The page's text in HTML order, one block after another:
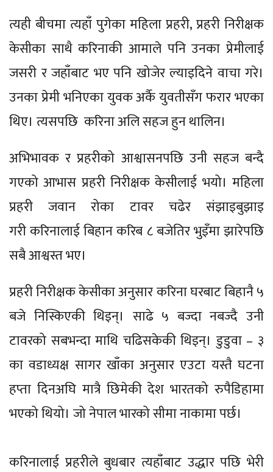
त्यही बीचमा त्यहाँ पुगेका महिला प्रहरी, प्रहरी निरीक्षक
केसीका साथै करिनाकी आमाले पनि उनका प्रेमीलाई
जसरी र जहाँबाट भए पनि खोजेर ल्याइदिने वाचा गरे।
उनका प्रेमी भनिएका युवक अर्कै युवतीसँग फरार भएका
थिए। त्यसपछि करिना अलि सहज हुन थालिन।
अभिभावक र प्रहरीको आश्वासनपछि उनी सहज बन्दै
गएको आभास प्रहरी निरीक्षक केसीलाई भयो। महिला
प्रहरी जवान रोका टावर चढेर संझाइबुझाइ
गरी करिनालाई बिहान करिब ८ बजेतिर भुइँमा झारेपछि
सबै आश्वस्त भए।
प्रहरी निरीक्षक केसीका अनुसार करिना घरबाट बिहानै ५
बजे निस्किएकी थिइन्। साढे ५ बज्दा नबज्दै उनी
टावरको सबभन्दा माथि चढिसकेकी थिइन्। डुडुवा – ३
का वडाध्यक्ष सागर खाँका अनुसार एउटा यस्तै घटना
हप्ता दिनअघि मात्रै छिमेकी देश भारतको रुपैडिहामा
भएको थियो। जो नेपाल भारको सीमा नाकामा पर्छ।
करिनालाई प्रहरीले बुधबार त्यहाँबाट उद्धार पछि भेरी